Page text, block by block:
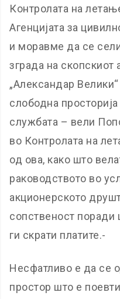
Контролата на
Агенцијата за
и моравме да се
зграда на скопскиот
„Александар
слободна
службата – вели
во Контролата на
од ова, како што
раководството во
акционерското
сопственост
ги скрати платите.-
Несфатливо е да се
простор што е